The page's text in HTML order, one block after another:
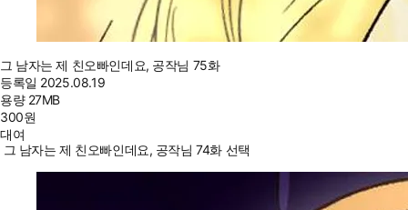
그 남자는 제 친오빠인데요, 공작님 75화
등록일 2025.08.19
용량 27MB
300원
대여
그 남자는 제 친오빠인데요, 공작님 74화 선택